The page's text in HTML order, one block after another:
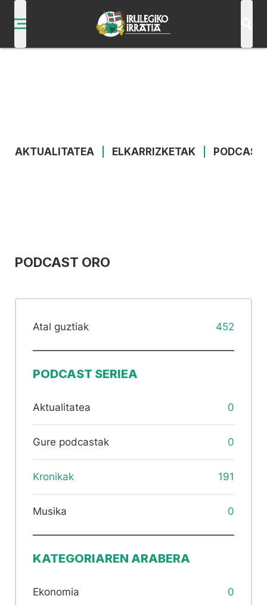
AKTUALITATEA ELKARRIZKETAK
PODCAST ORO
Atal guztiak 452
PODCAST SERIEA
Aktualitatea 0
Gure podcastak 0
Kronikak 191
Musika 0
KATEGORIAREN ARABERA
Ekonomia 0